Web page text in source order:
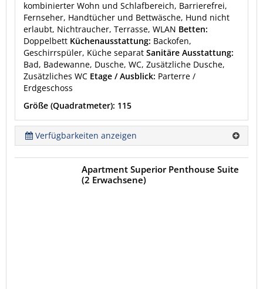
kombinierter Wohn und Schlafbereich, Barrierefrei,
Fernseher, Handtücher und Bettwäsche, Hund nicht
erlaubt, Nichtraucher, Terrasse, WLAN Betten:
Doppelbett Küchenausstattung: Backofen,
Geschirrspüler, Küche separat Sanitäre Ausstattung:
Bad, Badewanne, Dusche, WC, Zusätzliche Dusche,
Zusätzliches WC Etage / Ausblick: Parterre /
Erdgeschoss
Größe (Quadratmeter): 115
Verfügbarkeiten anzeigen
Apartment Superior Penthouse Suite
(2 Erwachsene)